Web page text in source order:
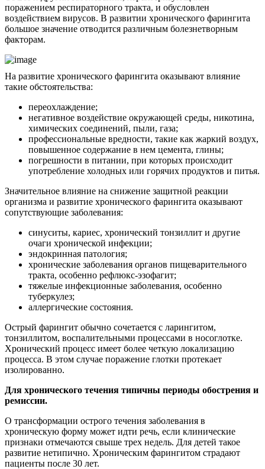
поражением респираторного тракта, и обусловлен
воздействием вирусов. В развитии хронического фарингита
большое значение отводится различным болезнетворным
факторам.
На развитие хронического фарингита оказывают влияние
такие обстоятельства:
переохлаждение;
негативное воздействие окружающей среды, никотина,
химических соединений, пыли, газа;
профессиональные вредности, такие как жаркий воздух,
повышенное содержание в нем цемента, глины;
погрешности в питании, при которых происходит
употребление холодных или горячих продуктов и питья.
Значительное влияние на снижение защитной реакции
организма и развитие хронического фарингита оказывают
сопутствующие заболевания:
синуситы, кариес, хронический тонзиллит и другие
очаги хронической инфекции;
эндокринная патология;
хронические заболевания органов пищеварительного
тракта, особенно рефлюкс-эзофагит;
тяжелые инфекционные заболевания, особенно
туберкулез;
аллергические состояния.
Острый фарингит обычно сочетается с ларингитом,
тонзиллитом, воспалительными процессами в носоглотке.
Хронический процесс имеет более четкую локализацию
процесса. В этом случае поражение глотки протекает
изолированно.
Для хронического течения типичны периоды обострения и
ремиссии.
О трансформации острого течения заболевания в
хроническую форму может идти речь, если клинические
признаки отмечаются свыше трех недель. Для детей такое
развитие нетипично. Хроническим фарингитом страдают
пациенты после 30 лет.